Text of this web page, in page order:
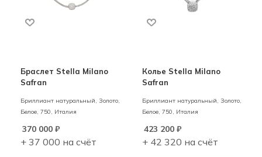
Браслет Stella Milano
Safran
Бриллиант натуральный, Золото,
Белое, 750, Италия
370 000 ₽
+ 37 000 на счёт
Колье Stella Milano
Safran
Бриллиант натуральный, Золото,
Белое, 750, Италия
423 200₽
+ 42 320 на счёт